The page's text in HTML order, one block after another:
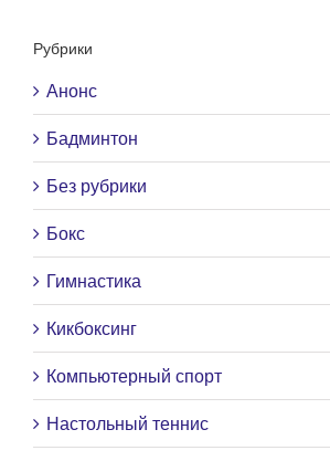
Рубрики
Анонс
Бадминтон
Без рубрики
Бокс
Гимнастика
Кикбоксинг
Компьютерный спорт
Настольный теннис